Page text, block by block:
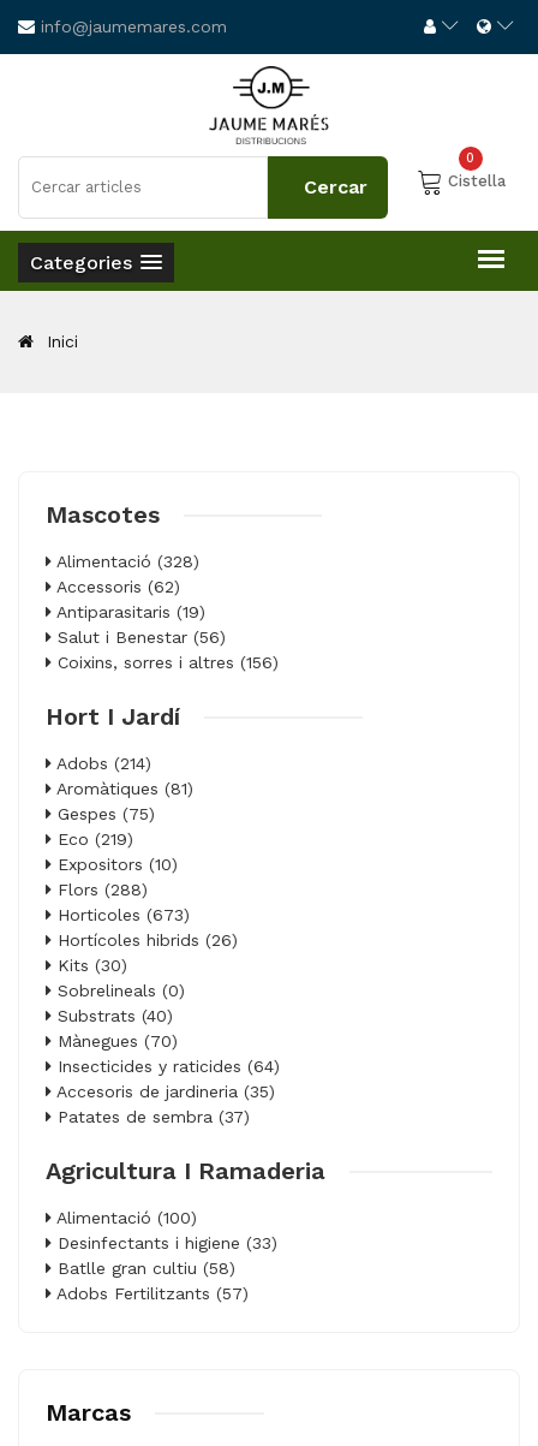
info@jaumemares.com
0
Cistella
Categories
Inici
Mascotes
Alimentació (328)
Accessoris (62)
Antiparasitaris (19)
Salut i Benestar (56)
Coixins, sorres i altres (156)
Hort I Jardí
Adobs (214)
Aromàtiques (81)
Gespes (75)
Eco (219)
Expositors (10)
Flors (288)
Horticoles (673)
Hortícoles hibrids (26)
Kits (30)
Sobrelineals (0)
Substrats (40)
Mànegues (70)
Insecticides y raticides (64)
Accesoris de jardineria (35)
Patates de sembra (37)
Agricultura I Ramaderia
Alimentació (100)
Desinfectants i higiene (33)
Batlle gran cultiu (58)
Adobs Fertilitzants (57)
Marcas